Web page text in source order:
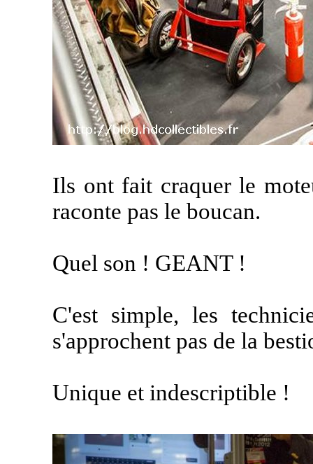
Ils ont fait craquer le
raconte pas le boucan.
Quel son ! GEANT !
C'est simple, les
s'approchent pas de la
Unique et indescriptible !